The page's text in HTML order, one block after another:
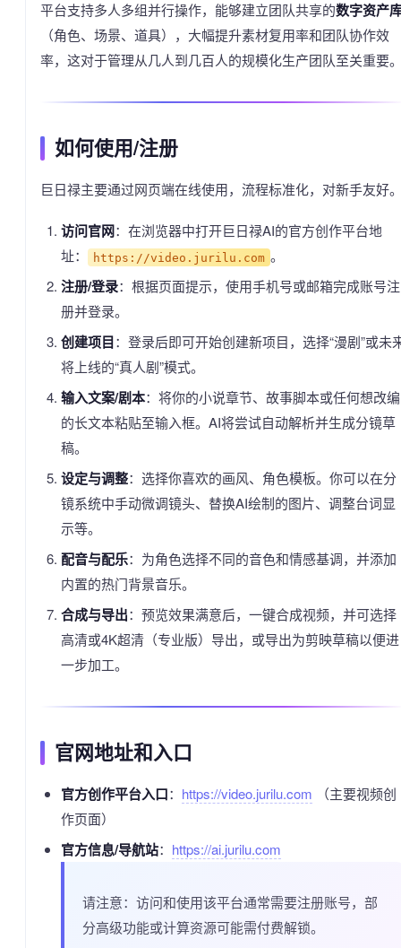
平台支持多人多组并行操作，能够建立团队共享的数字资产
（角色、场景、道具），大幅提升素材复用率和团队协作效
率，这对于管理从几人到几百人的规模化生产团队至关重要
如何使用/注册
巨日禄主要通过网页端在线使用，流程标准化，对新手友好
访问官网：在浏览器中打开巨日禄AI的官方创作平台地
址：
https://video.jurilu.com 。
注册/登录：根据页面提示，使用手机号或邮箱完成账号注
册并登录。
创建项目：登录后即可开始创建新项目，选择“漫剧”或未
将上线的“真人剧”模式。
输入文案/剧本：将你的小说章节、故事脚本或任何想改编
的长文本粘贴至输入框。AI将尝试自动解析并生成分镜草
稿。
设定与调整：选择你喜欢的画风、角色模板。你可以在分
镜系统中手动微调镜头、替换AI绘制的图片、调整台词显
示等。
配音与配乐：为角色选择不同的音色和情感基调，并添加
内置的热门背景音乐。
合成与导出：预览效果满意后，一键合成视频，并可选择
高清或4K超清（专业版）导出，或导出为剪映草稿以便进
一步加工。
官网地址和入口
官方创作平台入口： https://video.jurilu.com （主要视频创
作页面）
官方信息/导航站： https://ai.jurilu.com
请注意：访问和使用该平台通常需要注册账号，部
分高级功能或计算资源可能需付费解锁。